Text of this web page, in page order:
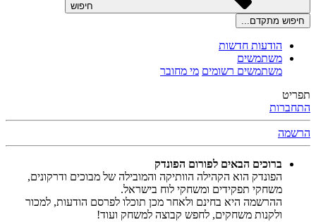
חיפוש
חיפוש מתקדם...
הודעות חדשות
משתמשים
משתמשים רשומים מי מחובר
תפריט
התחברות
הרשמה
ברוכים הבאים לפורום הפונדק
הפונדק הוא הקהילה הוותיקה והמובילה של מבוכים ודרקונים,
משחקי תפקידים ומשחקי לוח בישראל.
ההרשמה היא בחינם ולאחר מכן תוכלו לפרסם הודעות, למכור
ולקנות משחקים, לחפש קבוצה למשחק ועוד!